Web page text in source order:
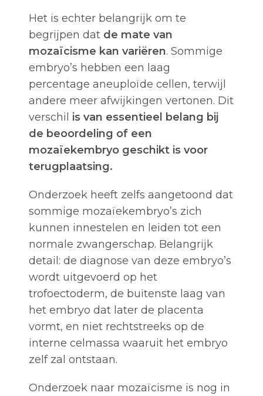
Het is echter belangrijk om te
begrijpen dat de mate van
mozaïcisme kan variëren. Sommige
embryo’s hebben een laag
percentage aneuploïde cellen, terwijl
andere meer afwijkingen vertonen. Dit
verschil is van essentieel belang bij
de beoordeling of een
mozaïekembryo geschikt is voor
terugplaatsing.
Onderzoek heeft zelfs aangetoond dat
sommige mozaïekembryo’s zich
kunnen innestelen en leiden tot een
normale zwangerschap. Belangrijk
detail: de diagnose van deze embryo’s
wordt uitgevoerd op het
trofoectoderm, de buitenste laag van
het embryo dat later de placenta
vormt, en niet rechtstreeks op de
interne celmassa waaruit het embryo
zelf zal ontstaan.
Onderzoek naar mozaïcisme is nog in